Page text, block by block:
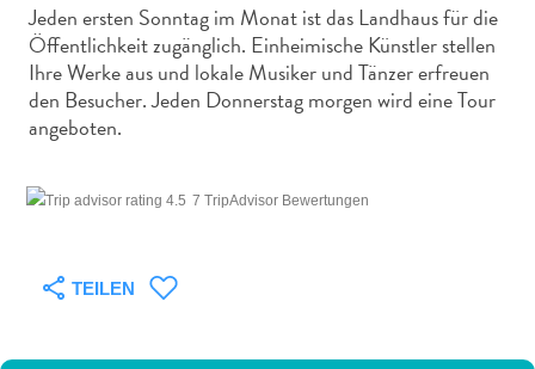
Nachtleben
und
Unterhaltung
Natur
und
Sehenswürdigkeiten
Spa
Jeden ersten Sonntag im Monat ist das Landhaus für die
Öffentlichkeit zugänglich. Einheimische Künstler stellen
Ihre Werke aus und lokale Musiker und Tänzer erfreuen
den Besucher. Jeden Donnerstag morgen wird eine Tour
angeboten.
7 TripAdvisor Bewertungen
TEILEN